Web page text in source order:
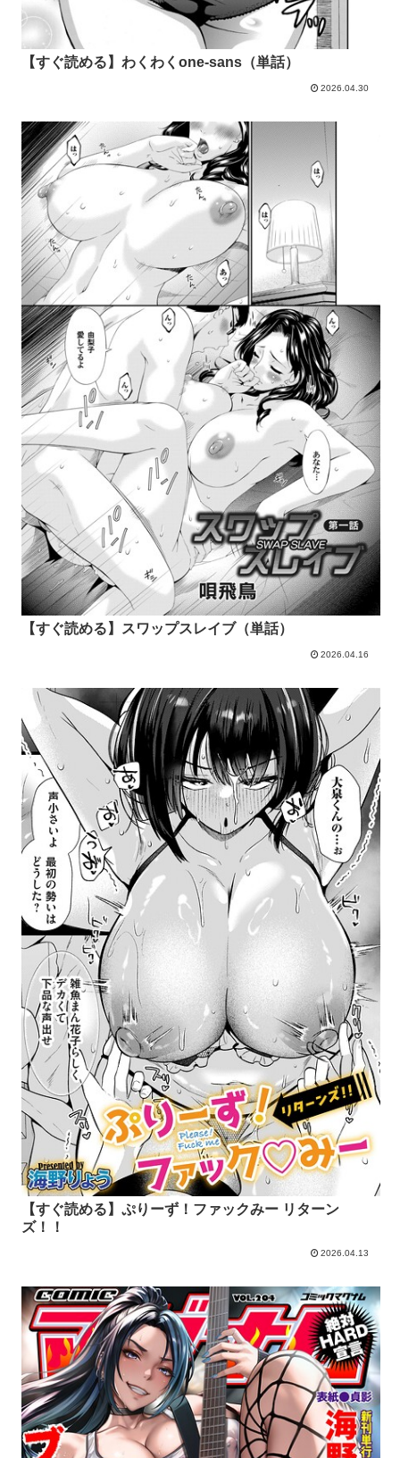
【すぐ読める】わくわくone-sans（単話）
2026.04.30
【すぐ読める】スワップスレイブ（単話）
2026.04.16
【すぐ読める】ぷりーず！ファックみー リターン
ズ！！
2026.04.13